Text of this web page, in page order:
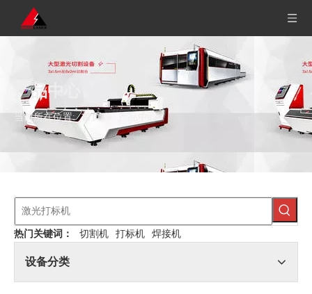
产品中心
当前所在位置: 首页 产品中心
热门关键词： 切割机 打标机 焊接机
设备分类